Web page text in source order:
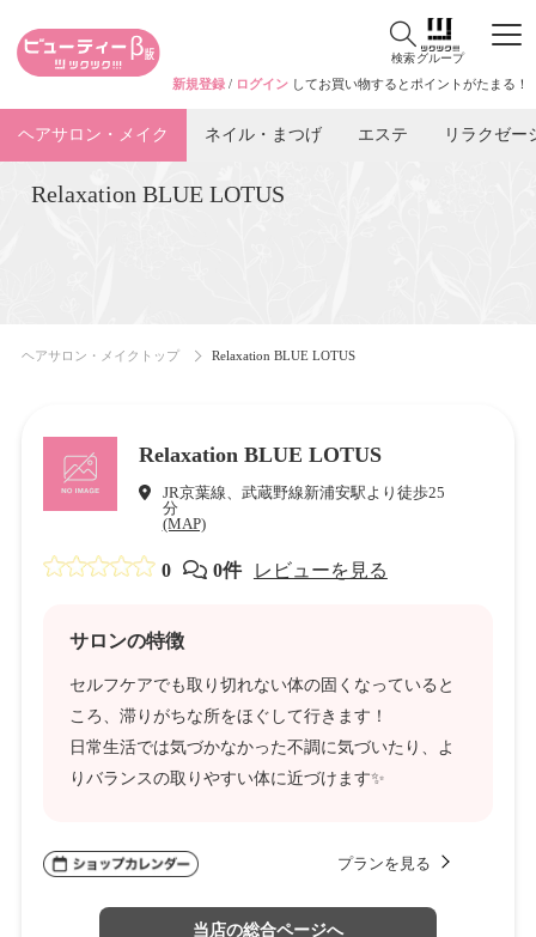
検索グループ
新規登録 / ログイン してお買い物するとポイントがたまる！
ヘアサロン・メイク ネイル・まつげ エステ リラクゼー
Relaxation BLUE LOTUS
ヘアサロン・メイクトップ Relaxation BLUE LOTUS
Relaxation BLUE LOTUS
JR京葉線、武蔵野線新浦安駅より徒歩25
分
(MAP)
0 0件 レビューを見る
サロンの特徴
セルフケアでも取り切れない体の固くなっていると
ころ、滞りがちな所をほぐして行きます！
日常生活では気づかなかった不調に気づいたり、よ
りバランスの取りやすい体に近づけます✨
プランを見る
当店の総合ページへ